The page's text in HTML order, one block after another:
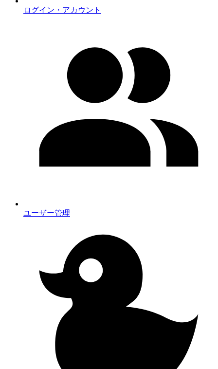
ログイン・アカウント
ユーザー管理